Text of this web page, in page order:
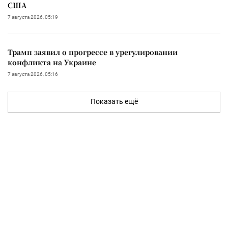
США
7 августа 2026, 05:19
Трамп заявил о прогрессе в урегулировании
конфликта на Украине
7 августа 2026, 05:16
Показать ещё